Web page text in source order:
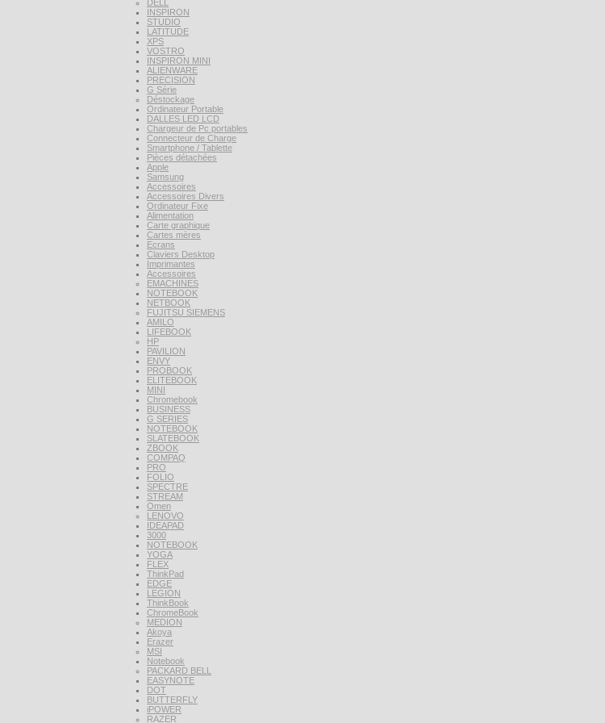
DELL
INSPIRON
STUDIO
LATITUDE
XPS
VOSTRO
INSPIRON MINI
ALIENWARE
PRECISION
G Série
Déstockage
Ordinateur Portable
DALLES LED LCD
Chargeur de Pc portables
Connecteur de Charge
Smartphone / Tablette
Pièces détachées
Apple
Samsung
Accessoires
Accessoires Divers
Ordinateur Fixe
Alimentation
Carte graphique
Cartes mères
Ecrans
Claviers Desktop
Imprimantes
Accessoires
EMACHINES
NOTEBOOK
NETBOOK
FUJITSU SIEMENS
AMILO
LIFEBOOK
HP
PAVILION
ENVY
PROBOOK
ELITEBOOK
MINI
Chromebook
BUSINESS
G SERIES
NOTEBOOK
SLATEBOOK
ZBOOK
COMPAQ
PRO
FOLIO
SPECTRE
STREAM
Omen
LENOVO
IDEAPAD
3000
NOTEBOOK
YOGA
FLEX
ThinkPad
EDGE
LEGION
ThinkBook
ChromeBook
MEDION
Akoya
Erazer
MSI
Notebook
PACKARD BELL
EASYNOTE
DOT
BUTTERFLY
iPOWER
RAZER